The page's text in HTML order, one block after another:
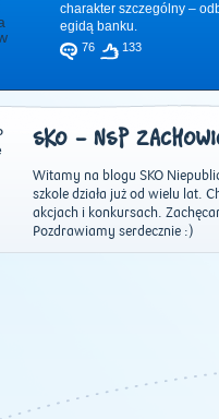
charakter szczególny –
egidą banku.
76 133
SKO - NSP
Witamy na blogu SKO
szkole działa już od wielu lat.
akcjach i konkursach.
Pozdrawiamy serdecznie :)